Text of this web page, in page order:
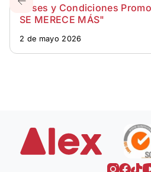
Bases y Condiciones
SE MERECE MÁS"
2 de mayo 2026